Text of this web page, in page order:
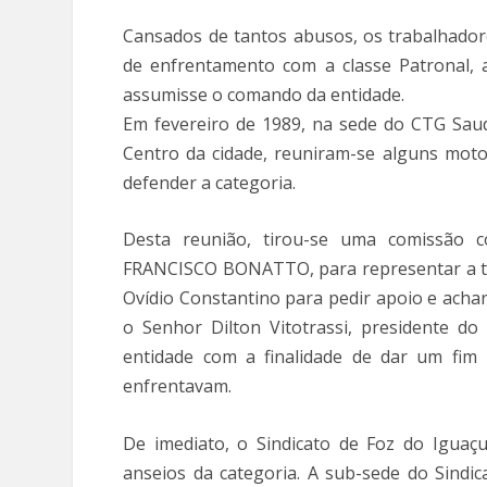
Cansados de tantos abusos, os
de enfrentamento com a classe
assumisse o comando da entidade.
Em fevereiro de 1989, na sede do CTG
Centro da cidade, reuniram-se alguns
defender a categoria.
Desta reunião, tirou-se uma comissão
FRANCISCO BONATTO, para representar
Ovídio Constantino para pedir apoio e
o Senhor Dilton Vitotrassi, presidente
entidade com a finalidade de dar um
enfrentavam.
De imediato, o Sindicato de Foz do
anseios da categoria. A sub-sede do